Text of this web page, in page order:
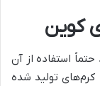
کوین
استفاده از آن
کرم‌های تولید شده